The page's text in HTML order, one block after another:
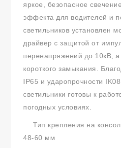
яркое, безопасное
эффекта для водителей и
светильников установлен
драйвер с защитой от
перенапряжений до 10кВ, а
короткого замыкания.
IP65 и ударопрочности
светильники готовы к
погодных условиях.
Тип крепления на
48-60 мм